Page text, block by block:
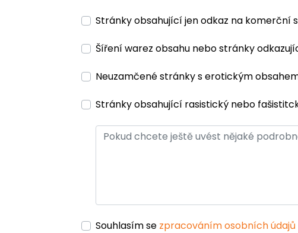
Stránky obsahující jen odkaz na komerční
Šíření warez obsahu nebo stránky
Neuzamčené stránky s erotickým
Stránky obsahující rasistický nebo
Souhlasím se zpracováním osobních údajů